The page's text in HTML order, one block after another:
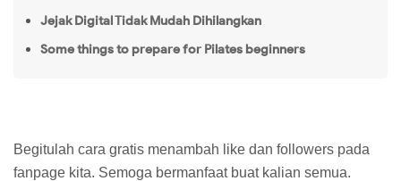
Jejak Digital Tidak Mudah Dihilangkan
Some things to prepare for Pilates beginners
Begitulah cara gratis menambah like dan followers pada
fanpage kita. Semoga bermanfaat buat kalian semua.